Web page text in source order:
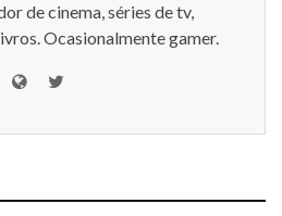
de cinema, séries de tv,
Ocasionalmente gamer.